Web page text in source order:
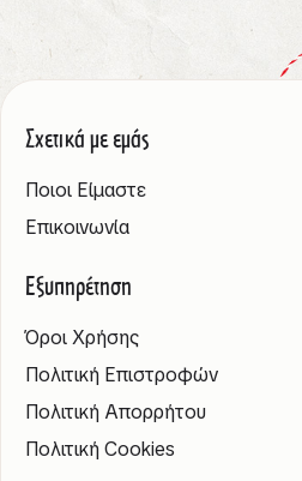
Σχετικά με εμάς
Ποιοι Είμαστε
Επικοινωνία
Εξυπηρέτηση
Όροι Χρήσης
Πολιτική Επιστροφών
Πολιτική Απορρήτου
Πολιτική Cookies